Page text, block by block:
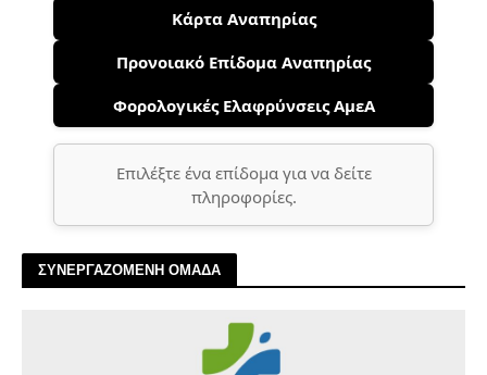
Κάρτα Αναπηρίας
Προνοιακό Επίδομα Αναπηρίας
Φορολογικές Ελαφρύνσεις ΑμεΑ
Επιλέξτε ένα επίδομα για να δείτε
πληροφορίες.
ΣΥΝΕΡΓΑΖΟΜΕΝΗ ΟΜΑΔΑ